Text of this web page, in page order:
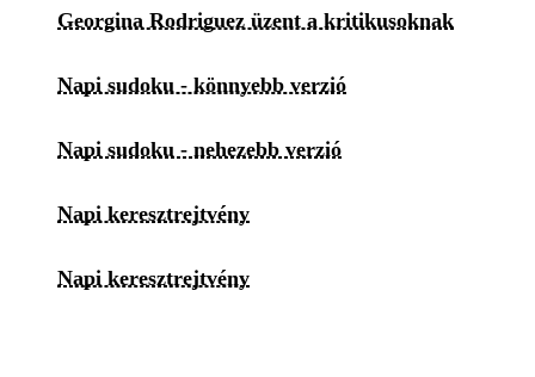
Georgina Rodriguez üzent a kritikusoknak
Napi sudoku - könnyebb verzió
Napi sudoku - nehezebb verzió
Napi keresztrejtvény
Napi keresztrejtvény